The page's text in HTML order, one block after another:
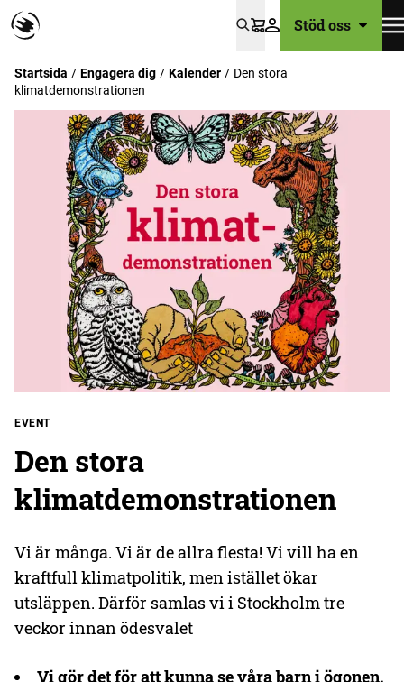
VarukorgStöd oss
Startsida Engagera dig Kalender
Den stora
klimatdemonstrationen
EVENT
Den stora
klimatdemonstrationen
Vi är många. Vi är de allra flesta! Vi vill ha en
kraftfull klimatpolitik, men istället ökar
utsläppen. Därför samlas vi i Stockholm tre
veckor innan ödesvalet
Vi gör det för att kunna se våra barn i ögonen.